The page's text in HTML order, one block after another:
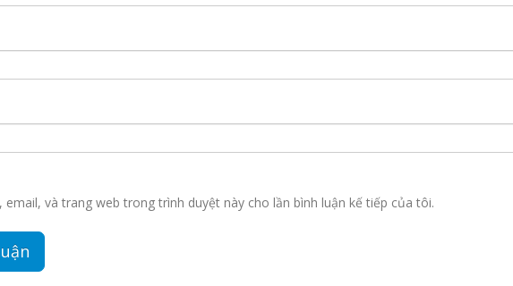
và trang web trong trình duyệt này cho lần bình luận kế tiếp của tôi.